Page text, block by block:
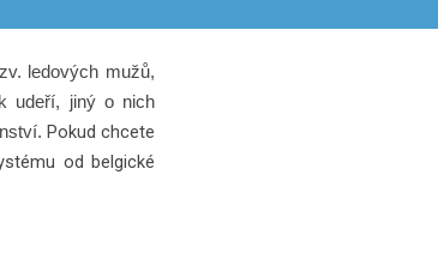
ledových mužů,
udeří, jiný o nich
Pokud chcete
od belgické